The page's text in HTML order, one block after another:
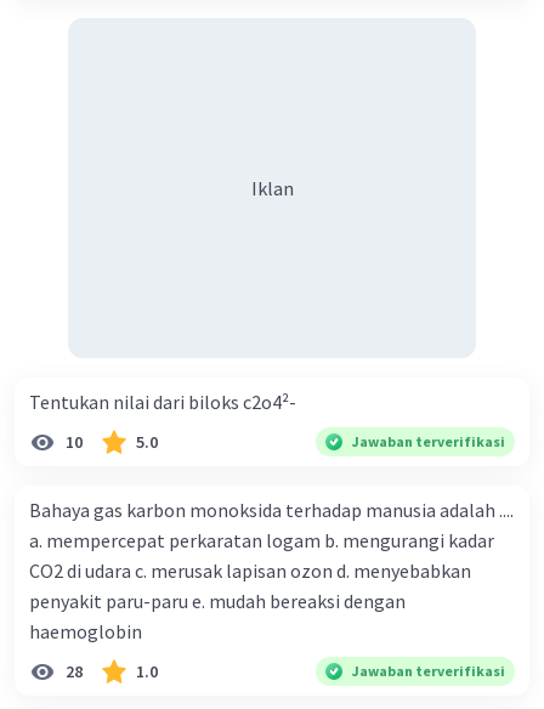
Iklan
Tentukan nilai dari biloks c2o4²-
10 5.0 Jawaban terverifikasi
Bahaya gas karbon monoksida terhadap manusia adalah ....
a. mempercepat perkaratan logam b. mengurangi kadar
CO2 di udara c. merusak lapisan ozon d. menyebabkan
penyakit paru-paru e. mudah bereaksi dengan
haemoglobin
28 1.0 Jawaban terverifikasi